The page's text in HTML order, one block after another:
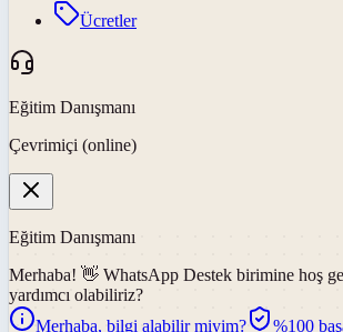
Ücretler
Eğitim Danışmanı
Çevrimiçi (online)
Eğitim Danışmanı
Merhaba! 👋 WhatsApp Destek birimine hoş
yardımcı olabiliriz?
Merhaba, bilgi alabilir miyim?
%100